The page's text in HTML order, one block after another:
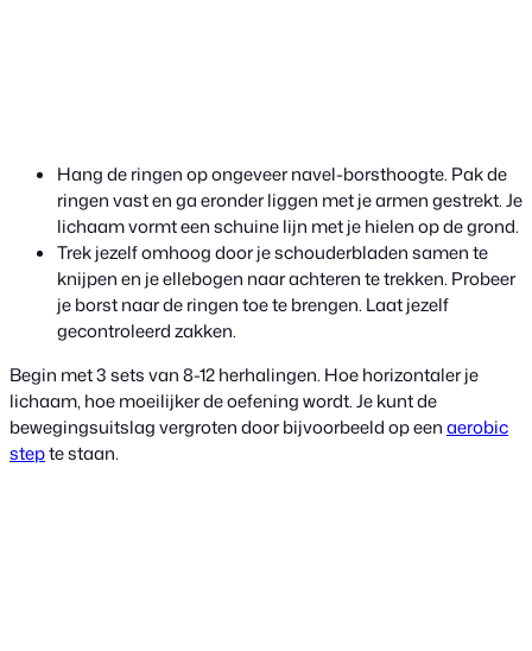
Hang de ringen op ongeveer navel-borsthoogte. Pak de
ringen vast en ga eronder liggen met je armen gestrekt. Je
lichaam vormt een schuine lijn met je hielen op de grond.
Trek jezelf omhoog door je schouderbladen samen te
knijpen en je ellebogen naar achteren te trekken. Probeer
je borst naar de ringen toe te brengen. Laat jezelf
gecontroleerd zakken.
Begin met 3 sets van 8-12 herhalingen. Hoe horizontaler je
lichaam, hoe moeilijker de oefening wordt. Je kunt de
bewegingsuitslag vergroten door bijvoorbeeld op eenaerobic
stepte staan.